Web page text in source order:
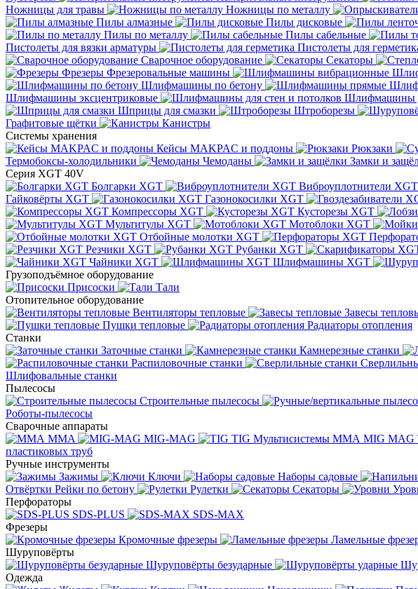
Ножницы для травы
Ножницы по металлу
Пилы алмазные
Пилы дисковые
Пилы по металлу
Пилы сабельные
Пистолеты для вязки арматуры
Пистолеты для
Сварочное оборудование
Секаторы
Фрезеры Фрезеровальные машины
Шлифмашины по бетону
Шлифмашины эксцентриковые
Шлифмашины
Шприцы для смазки
Штроборезы
Графитовые щётки
Канистры
Системы хранения
Кейсы MAKPAC и поддоны
Рюкзаки
Термобоксы-холодильники
Чемоданы
Замки и
Серия XGT 40V
Болгарки XGT
Виброуплотнители XGT
Гайковёрты XGT
Газонокосилки XGT
Компрессоры XGT
Кусторезы XGT
Мультитулы XGT
Мотоблоки XGT
Отбойные молотки XGT
Резчики XGT
Рубанки XGT
Чайники XGT
Шлифмашины XGT
Грузоподъёмное оборудование
Присоски
Тали
Отопительное оборудование
Вентиляторы тепловые
Завесы
Пушки тепловые
Радиаторы отопления
Станки
Заточные станки
Камнерезные станки
Распиловочные станки
Шлифовальные станки
Пылесосы
Строительные пылесосы
Роботы-пылесосы
Сварочные аппараты
MMA
MIG-MAG TIG Мультисистемы ММА MIG MAG
пластиковых труб
Ручные инструменты
Зажимы
Ключи Наборы садовые
Отвёртки Рейки по бетону Рулетки Секаторы
Перфораторы
SDS-PLUS
SDS-MAX
Фрезеры
Кромочные фрезеры
Ламельные
Шуруповёрты
Шуруповёрты безударные
Одежда